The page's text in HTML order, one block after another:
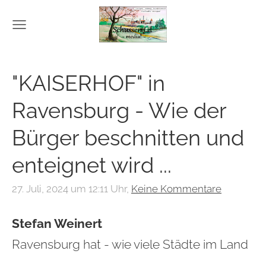
"KAISERHOF" in
Ravensburg - Wie der
Bürger beschnitten und
enteignet wird ...
27. Juli, 2024 um 12:11 Uhr, Keine Kommentare
Stefan Weinert
Ravensburg hat - wie viele Städte im Land